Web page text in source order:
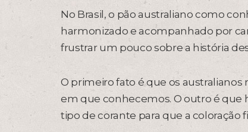
No Brasil, o pão australiano como
harmonizado e acompanhado por
frustrar um pouco sobre a história
O primeiro fato é que os
em que conhecemos. O outro é que
tipo de corante para que a coloração